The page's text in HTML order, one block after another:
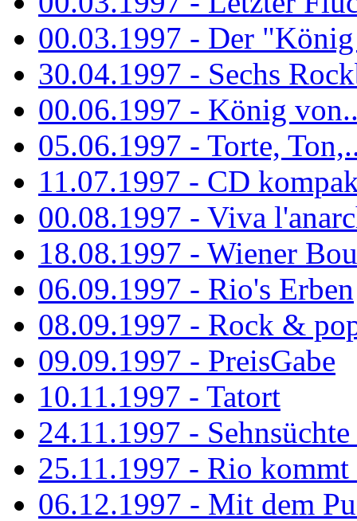
00.03.1997 - Der
30.04.1997 - Sechs
00.06.1997 - König
05.06.1997 - Torte,
11.07.1997 - CD
00.08.1997 - Viva
18.08.1997 - Wiener
06.09.1997 - Rio's Erben
08.09.1997 - Rock &
09.09.1997 - PreisGabe
10.11.1997 - Tatort
24.11.1997 -
25.11.1997 - Rio kommt
06.12.1997 - Mit dem